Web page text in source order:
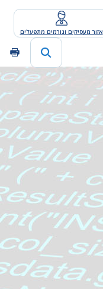
אזור מעסיקים וגורמים מתפעלים